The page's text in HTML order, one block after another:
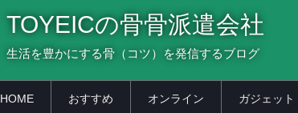
TOYEICの骨骨派遣会社
生活を豊かにする骨（コツ）を発信するブログ
HOME おすすめ オンライン ガジェット